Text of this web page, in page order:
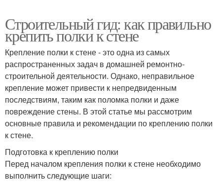
Строительный гид: как правильно
крепить полки к стене
Крепление полки к стене - это одна из самых
распространенных задач в домашней ремонтно-
строительной деятельности. Однако, неправильное
крепление может привести к непредвиденным
последствиям, таким как поломка полки и даже
повреждение стены. В этой статье мы рассмотрим
основные правила и рекомендации по креплению полки
к стене.
Подготовка к креплению полки
Перед началом крепления полки к стене необходимо
выполнить следующие шаги: